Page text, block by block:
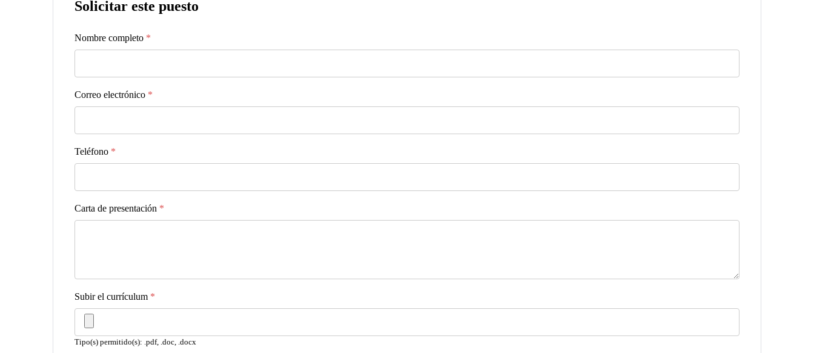
Solicitar este puesto
Nombre completo *
Correo electrónico *
Teléfono *
Carta de presentación *
Subir el currículum *
Tipo(s) permitido(s): .pdf, .doc, .docx